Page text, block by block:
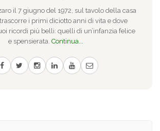
il 7 giugno del 1972, sul tavolo della casa
i primi diciotto anni di vita e dove
ricordi più belli: quelli di un’infanzia felice
e spensierata. Continua...